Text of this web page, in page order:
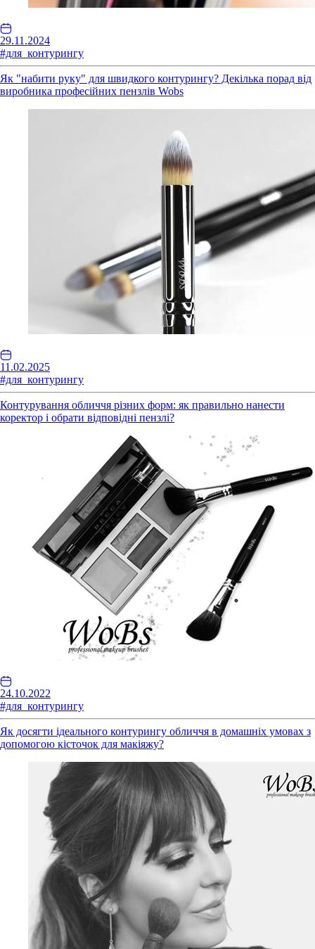
29.11.2024
#для_контурингу
Як "набити руку" для швидкого контурингу? Декілька порад від
виробника професійних пензлів Wobs
11.02.2025
#для_контурингу
Контурування обличчя різних форм: як правильно нанести
коректор і обрати відповідні пензлі?
24.10.2022
#для_контурингу
Як досягти ідеального контурингу обличчя в домашніх умовах з
допомогою кісточок для макіяжу?